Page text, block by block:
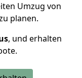
Umzug von
planen.
, und erhalten